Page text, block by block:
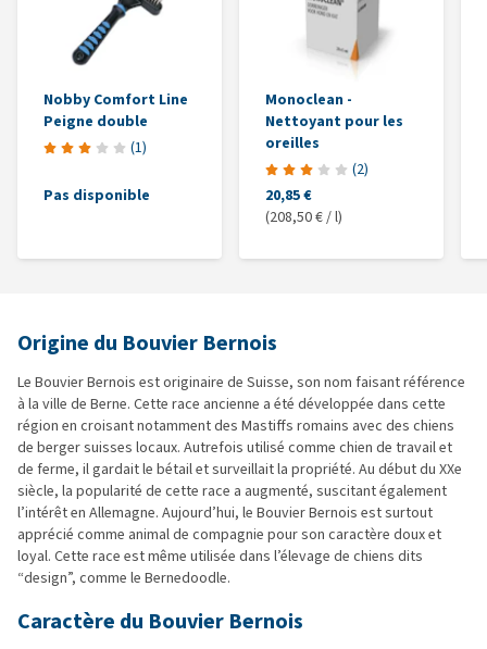
Nobby Comfort Line
Peigne double
(1)
Pas disponible
Monoclean -
Nettoyant pour les
oreilles
(2)
20,85 €
(208,50 € / l)
Origine du Bouvier Bernois
Le Bouvier Bernois est originaire de Suisse, son nom faisant référence
à la ville de Berne. Cette race ancienne a été développée dans cette
région en croisant notamment des Mastiffs romains avec des chiens
de berger suisses locaux. Autrefois utilisé comme chien de travail et
de ferme, il gardait le bétail et surveillait la propriété. Au début du XXe
siècle, la popularité de cette race a augmenté, suscitant également
l’intérêt en Allemagne. Aujourd’hui, le Bouvier Bernois est surtout
apprécié comme animal de compagnie pour son caractère doux et
loyal. Cette race est même utilisée dans l’élevage de chiens dits
“design”, comme le Bernedoodle.
Caractère du Bouvier Bernois